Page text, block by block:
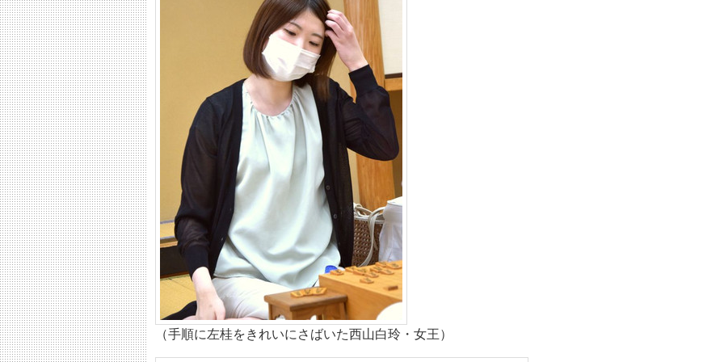
（手順に左桂をきれいにさばいた西山白玲・女王）